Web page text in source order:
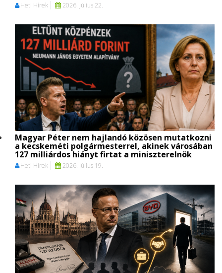
Heti Hírek 2026. július 22.
Magyar Péter nem hajlandó közösen mutatkozni
a kecskeméti polgármesterrel, akinek városában
127 milliárdos hiányt firtat a miniszterelnök
Heti Hírek 2026. július 19.